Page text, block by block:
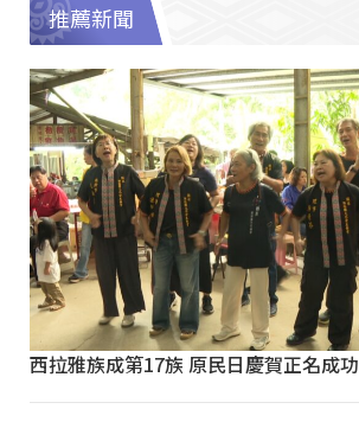
推薦新聞
西拉雅族成第17族 原民日慶賀正名成功